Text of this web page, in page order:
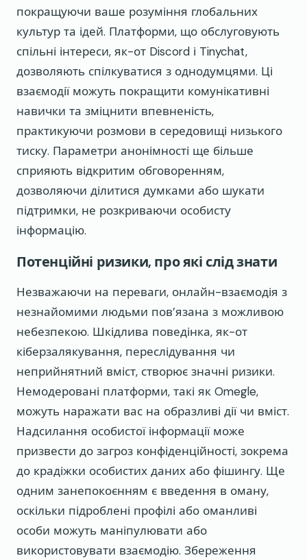
покращуючи ваше розуміння глобальних
культур та ідей. Платформи, що обслуговують
спільні інтереси, як-от Discord і Tinychat,
дозволяють спілкуватися з однодумцями. Ці
взаємодії можуть покращити комунікативні
навички та зміцнити впевненість,
практикуючи розмови в середовищі низького
тиску. Параметри анонімності ще більше
сприяють відкритим обговоренням,
дозволяючи ділитися думками або шукати
підтримки, не розкриваючи особисту
інформацію.
Потенційні ризики, про які слід знати
Незважаючи на переваги, онлайн-взаємодія з
незнайомими людьми пов’язана з можливою
небезпекою. Шкідлива поведінка, як-от
кіберзалякування, переслідування чи
неприйнятний вміст, створює значні ризики.
Немодеровані платформи, такі як Omegle,
можуть наражати вас на образливі дії чи вміст.
Надсилання особистої інформації може
призвести до загроз конфіденційності, зокрема
до крадіжки особистих даних або фішингу. Ще
одним занепокоєнням є введення в оману,
оскільки підроблені профілі або оманливі
особи можуть маніпулювати або
використовувати взаємодію. Збереження